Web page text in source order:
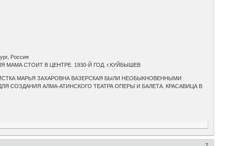
Россия
СТОИТ В ЦЕНТРЕ. 1930-Й ГОД. г.КУЙБЫШЕВ
МАРЬЯ ЗАХАРОВНА ВАЗЕРСКАЯ БЫЛИ НЕОБЫКНОВЕННЫМИ
СОЗДАНИЯ АЛМА-АТИНСКОГО ТЕАТРА ОПЕРЫ И БАЛЕТА. КРАСАВИЦА В